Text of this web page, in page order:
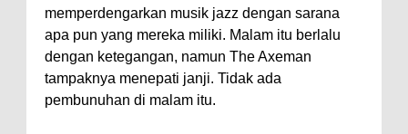
memperdengarkan musik jazz dengan sarana
apa pun yang mereka miliki. Malam itu berlalu
dengan ketegangan, namun The Axeman
tampaknya menepati janji. Tidak ada
pembunuhan di malam itu.